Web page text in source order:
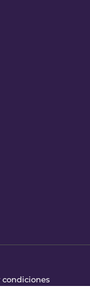
condiciones